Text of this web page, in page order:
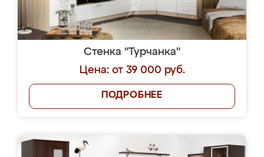
Стенка "Турчанка"
Цена: от 39 000 руб.
ПОДРОБНЕЕ